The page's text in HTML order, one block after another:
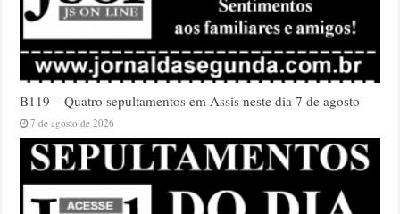
B119 – Quatro sepultamentos em Assis neste dia 7 de agosto
7 de agosto de 2026